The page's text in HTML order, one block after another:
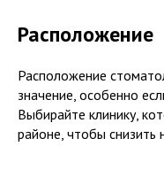
Расположение
Расположение
значение, особенно
Выбирайте клинику,
районе, чтобы снизить